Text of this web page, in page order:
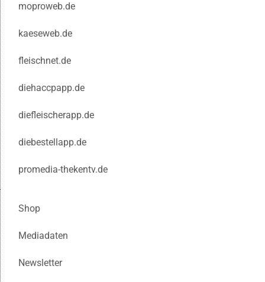
moproweb.de
kaeseweb.de
fleischnet.de
diehaccpapp.de
diefleischerapp.de
diebestellapp.de
promedia-thekentv.de
Shop
Mediadaten
Newsletter